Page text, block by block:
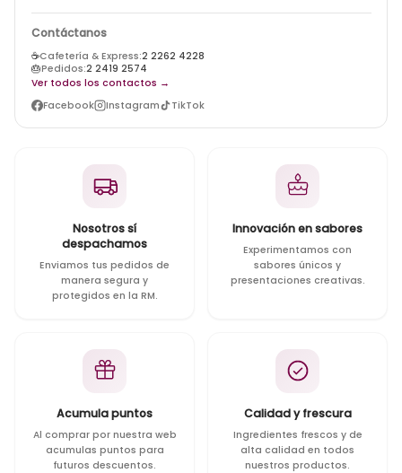
Contáctanos
☕Cafetería & Express:2 2262 4228
🎂Pedidos:2 2419 2574
Ver todos los contactos →
Facebook
Instagram TikTok
Nosotros sí
despachamos
Enviamos tus pedidos de
manera segura y
protegidos en la RM.
Innovación en sabores
Experimentamos con
sabores únicos y
presentaciones creativas.
Acumula puntos
Al comprar por nuestra web
acumulas puntos para
futuros descuentos.
Calidad y frescura
Ingredientes frescos y de
alta calidad en todos
nuestros productos.